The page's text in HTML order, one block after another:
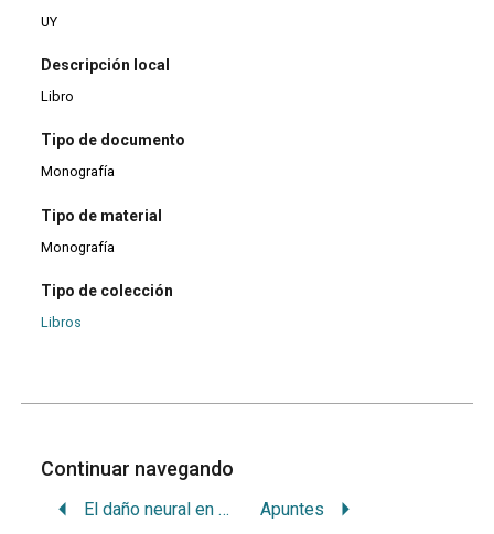
UY
Descripción local
Libro
Tipo de documento
Monografía
Tipo de material
Monografía
Tipo de colección
Libros
Continuar navegando
El daño neural en la práctica implantológica Apuntes